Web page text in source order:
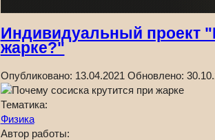
Индивидуальный проект
жарке?"
Опубликовано: 13.04.2021 Обновлено:
Тематика:
Физика
Автор работы: